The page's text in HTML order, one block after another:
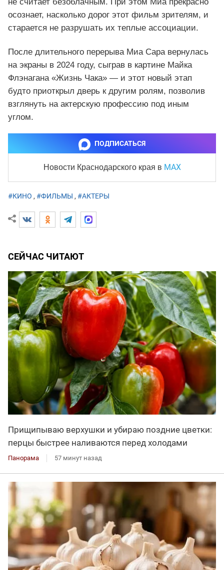
осознает, насколько дорог этот фильм зрителям, и
старается не разрушать их теплые ассоциации.
После длительного перерыва Миа Сара вернулась
на экраны в 2024 году, сыграв в картине Майка
Флэнагана «Жизнь Чака» — и этот новый этап
будто приоткрыл дверь к другим ролям, позволив
взглянуть на актерскую профессию под иным
углом.
ПОДПИСАТЬСЯ
Новости Краснодарского края в MAX
#КИНО , #ФИЛЬМЫ , #АКТЕРЫ
СЕЙЧАС ЧИТАЮТ
Прищипываю верхушки и убираю поздние цветки:
перцы быстрее наливаются перед холодами
Панорама 57 минут назад